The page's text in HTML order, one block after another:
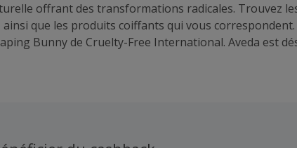
offrant des transformations radicales. Trouvez
ainsi que les produits coiffants qui vous
Bunny de Cruelty-Free International. Aveda est